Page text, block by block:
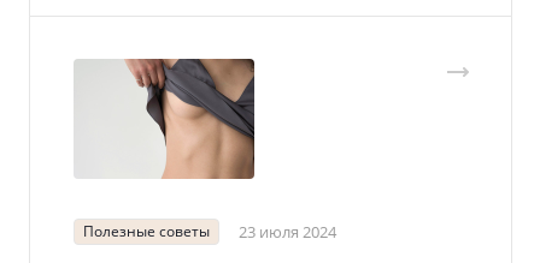
Полезные советы 23 июля 2024